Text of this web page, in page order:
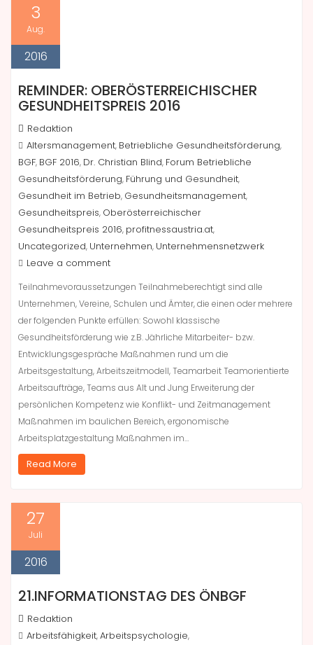
3
Aug.
2016
REMINDER: OBERÖSTERREICHISCHER
GESUNDHEITSPREIS 2016
Redaktion
Altersmanagement, Betriebliche Gesundheitsförderung,
BGF, BGF 2016, Dr. Christian Blind, Forum Betriebliche
Gesundheitsförderung, Führung und Gesundheit,
Gesundheit im Betrieb, Gesundheitsmanagement,
Gesundheitspreis, Oberösterreichischer
Gesundheitspreis 2016, profitnessaustria.at,
Uncategorized, Unternehmen, Unternehmensnetzwerk
Leave a comment
Teilnahmevoraussetzungen Teilnahmeberechtigt sind alle
Unternehmen, Vereine, Schulen und Ämter, die einen oder mehrere
der folgenden Punkte erfüllen: Sowohl klassische
Gesundheitsförderung wie z.B. Jährliche Mitarbeiter- bzw.
Entwicklungsgespräche Maßnahmen rund um die
Arbeitsgestaltung, Arbeitszeitmodell, Teamarbeit Teamorientierte
Arbeitsaufträge, Teams aus Alt und Jung Erweiterung der
persönlichen Kompetenz wie Konflikt- und Zeitmanagement
Maßnahmen im baulichen Bereich, ergonomische
Arbeitsplatzgestaltung Maßnahmen im…
Read More
27
Juli
2016
21.INFORMATIONSTAG DES ÖNBGF
Redaktion
Arbeitsfähigkeit,Arbeitspsychologie,